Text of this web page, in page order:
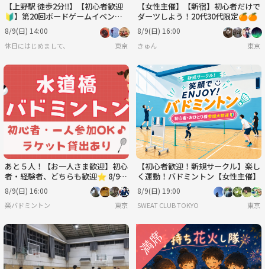
【上野駅 徒歩2分‼️】【初心者歓迎
🔰】第20回ボードゲームイベント
🎲
8/9(日) 14:00
休日にはじめまして、 東京
【女性主催】【新宿】初心者だけで
ダーツしよう！20代30代限定🍊🍊
8/9(日) 16:00
きゅん 東京
あと５人！【お一人さま歓迎】初心
者・経験者、どちらも歓迎⭐︎ 8/9
（日）16時〜 水道橋でバドミン
トン⭐︎
8/9(日) 16:00
楽バドミントン 東京
【初心者歓迎！新規サークル】楽し
く運動！バドミントン【女性主催】
8/9(日) 19:00
SWEAT CLUB TOKYO 東京